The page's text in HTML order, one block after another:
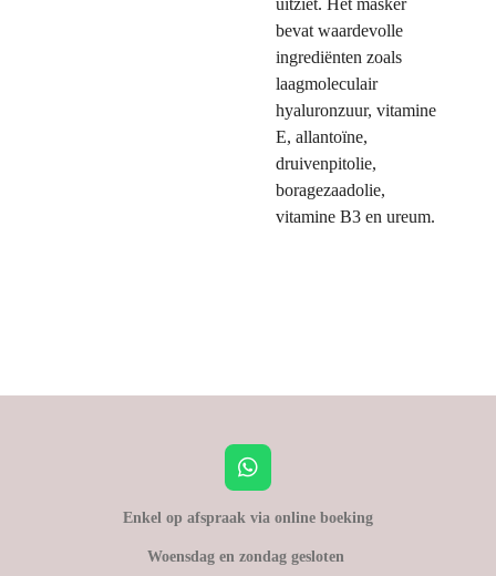
bevat waardevolle
ingrediënten zoals
laagmoleculair
hyaluronzuur, vitamine
E, allantoïne,
druivenpitolie,
boragezaadolie,
vitamine B3 en ureum.
W
a
s
Enkel op afspraak via online boeking
Woensdag en zondag gesloten